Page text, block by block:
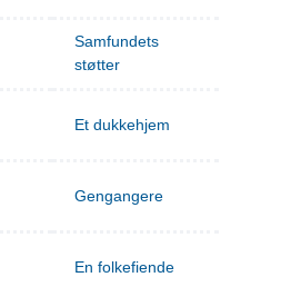
Samfundets
støtter
Et dukkehjem
Gengangere
En folkefiende